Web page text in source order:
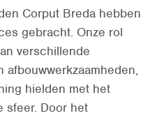
Corput Breda hebben
gebracht. Onze rol
verschillende
hielden met het
sfeer. Door het